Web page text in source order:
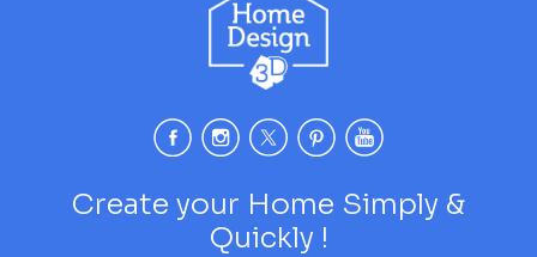
Create your Home Simply &
Quickly !